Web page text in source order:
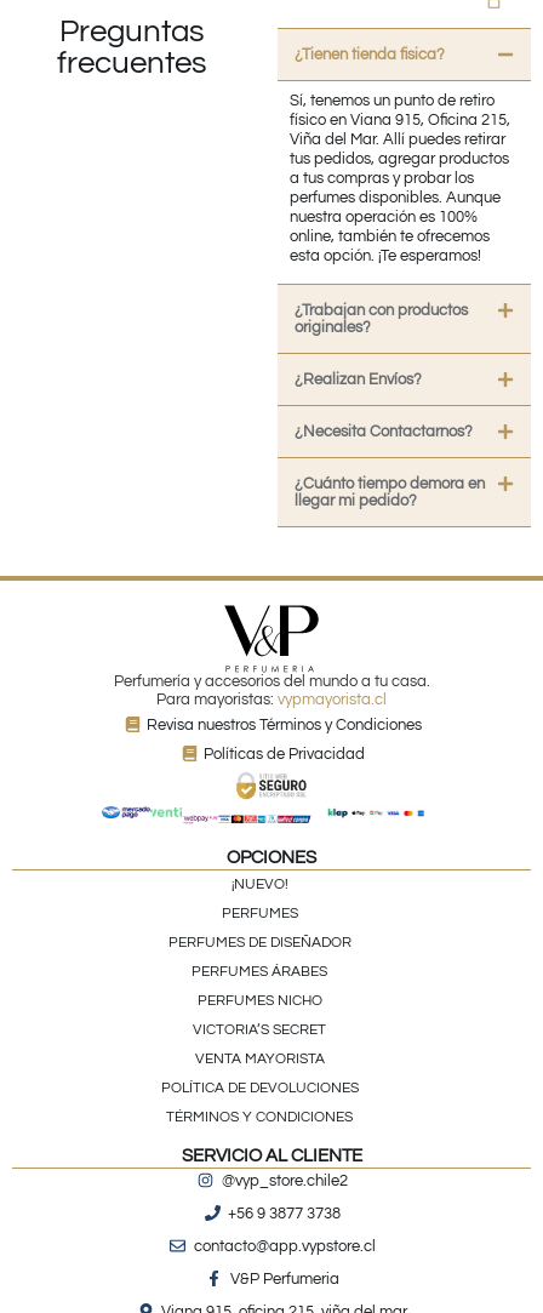
Preguntas
frecuentes
¿Tienen tienda fisica?
Sí, tenemos un punto de retiro
físico en Viana 915, Oficina 215,
Viña del Mar. Allí puedes retirar
tus pedidos, agregar productos
a tus compras y probar los
perfumes disponibles. Aunque
nuestra operación es 100%
online, también te ofrecemos
esta opción. ¡Te esperamos!
¿Trabajan con productos
originales?
¿Realizan Envíos?
¿Necesita Contactarnos?
¿Cuánto tiempo demora en
llegar mi pedido?
Perfumería y accesorios del mundo a tu casa.
Para mayoristas: vypmayorista.cl
Revisa nuestros Términos y Condiciones
Políticas de Privacidad
OPCIONES
¡NUEVO!
PERFUMES
PERFUMES DE DISEÑADOR
PERFUMES ÁRABES
PERFUMES NICHO
VICTORIA’S SECRET
VENTA MAYORISTA
POLÍTICA DE DEVOLUCIONES
TÉRMINOS Y CONDICIONES
SERVICIO AL CLIENTE
@vyp_store.chile2
+56 9 3877 3738
contacto@app.vypstore.cl
V&P Perfumeria